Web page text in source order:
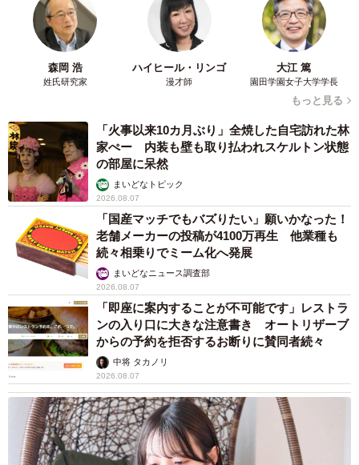
森岡 浩
姓氏研究家
ハイヒール・リンゴ
漫才師
大江 篤
園田学園女子大学学長
もっと見る
「火事以来10カ月ぶり」全焼した自宅訪れた林
家ぺー 内装も壁も取り払われスケルトン状態
の部屋に呆然
まいどなトピック
2026.08.07
「国産マッチでもバズりたい」願いかなった！
老舗メーカーの投稿が4100万再生 他業種も
続々相乗りでミーム化へ発展
まいどなニュース調査部
2026.08.07
「即座に案内することが不可能です」レストラ
ンの入り口に大きな注意書き オートリザーブ
からの予約を拒否するお断りに賛同者続々
中将 タカノリ
2026.08.07